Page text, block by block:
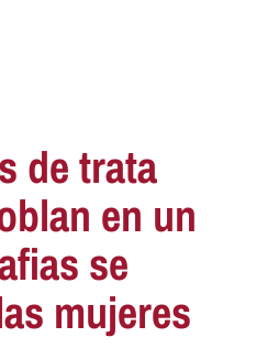
de trata
en un
se
mujeres